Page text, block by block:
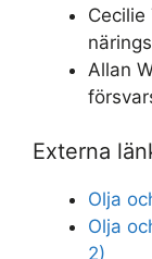
Allan
Externa
Olja
Olja
2)